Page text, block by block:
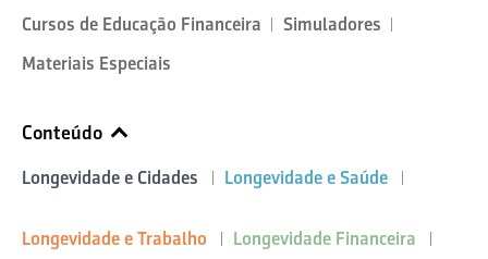
Cursos de Educação Financeira
Simuladores
Materiais Especiais
Conteúdo
Longevidade e Cidades Longevidade e Saúde
Longevidade e Trabalho Longevidade Financeira